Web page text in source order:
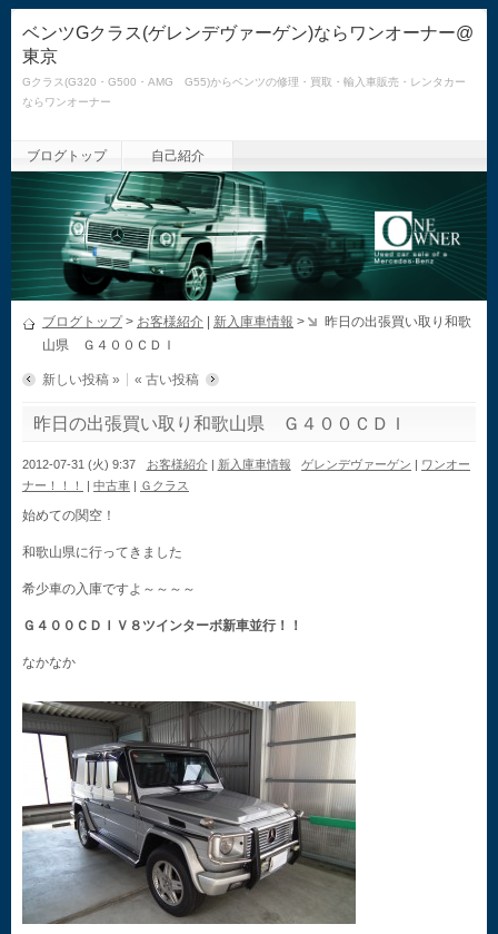
ベンツGクラス(ゲレンデヴァーゲン)ならワンオーナー@
東京
Gクラス(G320・G500・AMG G55)からベンツの修理・買取・輸入車販売・レンタカー
ならワンオーナー
ブログトップ 自己紹介
ブログトップ> お客様紹介 新入庫車情報 >
昨日の出張買い取り和歌
山県 Ｇ４００ＣＤＩ
新しい投稿 » « 古い投稿
昨日の出張買い取り和歌山県 Ｇ４００ＣＤＩ
2012-07-31 (火) 9:37 お客様紹介| 新入庫車情報 ゲレンデヴァーゲン | ワンオー
ナー！！！
| 中古車 | Ｇクラス
始めての関空！
和歌山県に行ってきました
希少車の入庫ですよ～～～～
Ｇ４００ＣＤＩＶ８ツインターボ新車並行！！
なかなか